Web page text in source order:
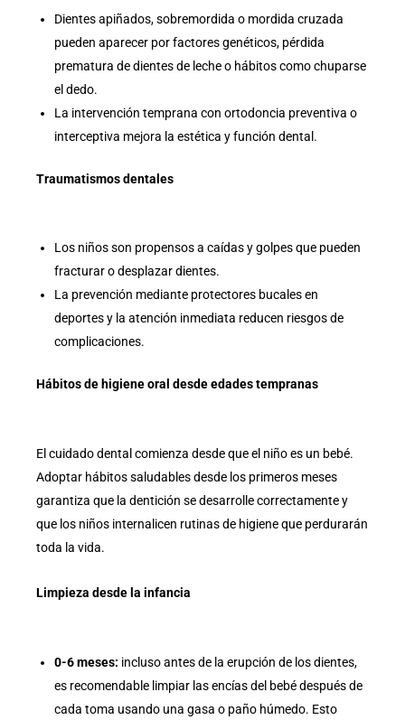
Dientes apiñados, sobremordida o mordida cruzada
pueden aparecer por factores genéticos, pérdida
prematura de dientes de leche o hábitos como chuparse
el dedo.
La intervención temprana con ortodoncia preventiva o
interceptiva mejora la estética y función dental.
Traumatismos dentales
Los niños son propensos a caídas y golpes que pueden
fracturar o desplazar dientes.
La prevención mediante protectores bucales en
deportes y la atención inmediata reducen riesgos de
complicaciones.
Hábitos de higiene oral desde edades tempranas
El cuidado dental comienza desde que el niño es un bebé.
Adoptar hábitos saludables desde los primeros meses
garantiza que la dentición se desarrolle correctamente y
que los niños internalicen rutinas de higiene que perdurarán
toda la vida.
Limpieza desde la infancia
0-6 meses: incluso antes de la erupción de los dientes,
es recomendable limpiar las encías del bebé después de
cada toma usando una gasa o paño húmedo. Esto